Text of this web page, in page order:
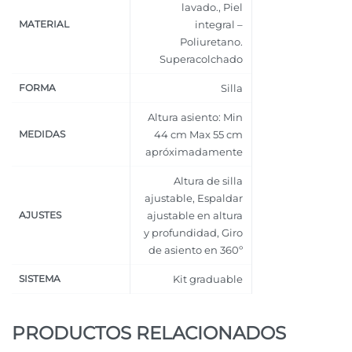
MATERIAL
lavado., Piel
integral –
Poliuretano.
Superacolchado
FORMA Silla
MEDIDAS
Altura asiento: Min
44 cm Max 55 cm
apróximadamente
AJUSTES
Altura de silla
ajustable, Espaldar
ajustable en altura
y profundidad, Giro
de asiento en 360º
SISTEMA Kit graduable
PRODUCTOS RELACIONADOS